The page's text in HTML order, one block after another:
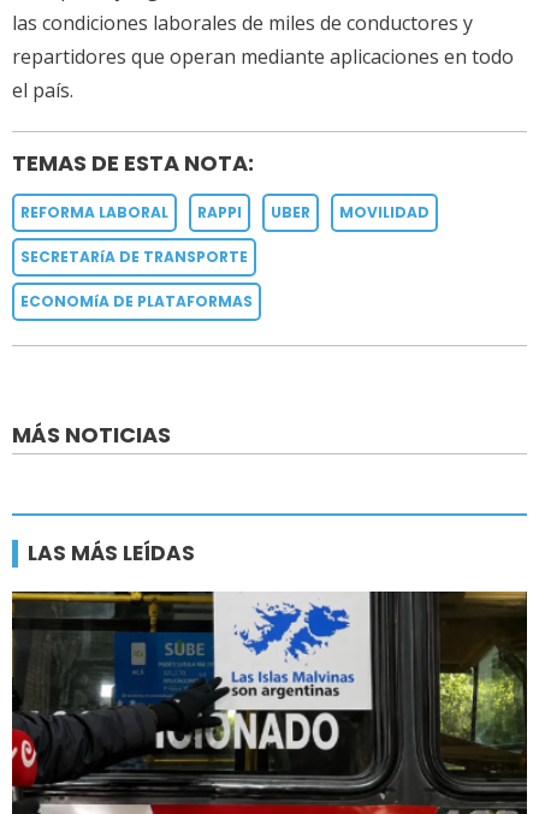
las condiciones laborales de miles de conductores y
repartidores que operan mediante aplicaciones en todo
el país.
TEMAS DE ESTA NOTA:
REFORMA LABORAL RAPPI UBER MOVILIDAD
SECRETARíA DE TRANSPORTE
ECONOMíA DE PLATAFORMAS
MÁS NOTICIAS
LAS MÁS LEÍDAS